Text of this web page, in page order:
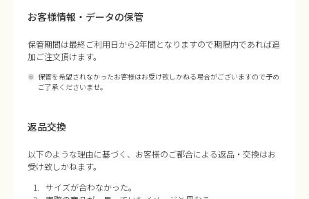
お客様情報・データの保管
保管期間は最終ご利用日から2年間となりますので期限内であれば追
加ご注文頂けます。
保管を希望されなかったお客様はお受け致しかねる場合がございますので予め
ご了承くださいませ。
返品交換
以下のような理由に基づく、お客様のご都合による返品・交換はお
受け致しかねます。
サイズが合わなかった。